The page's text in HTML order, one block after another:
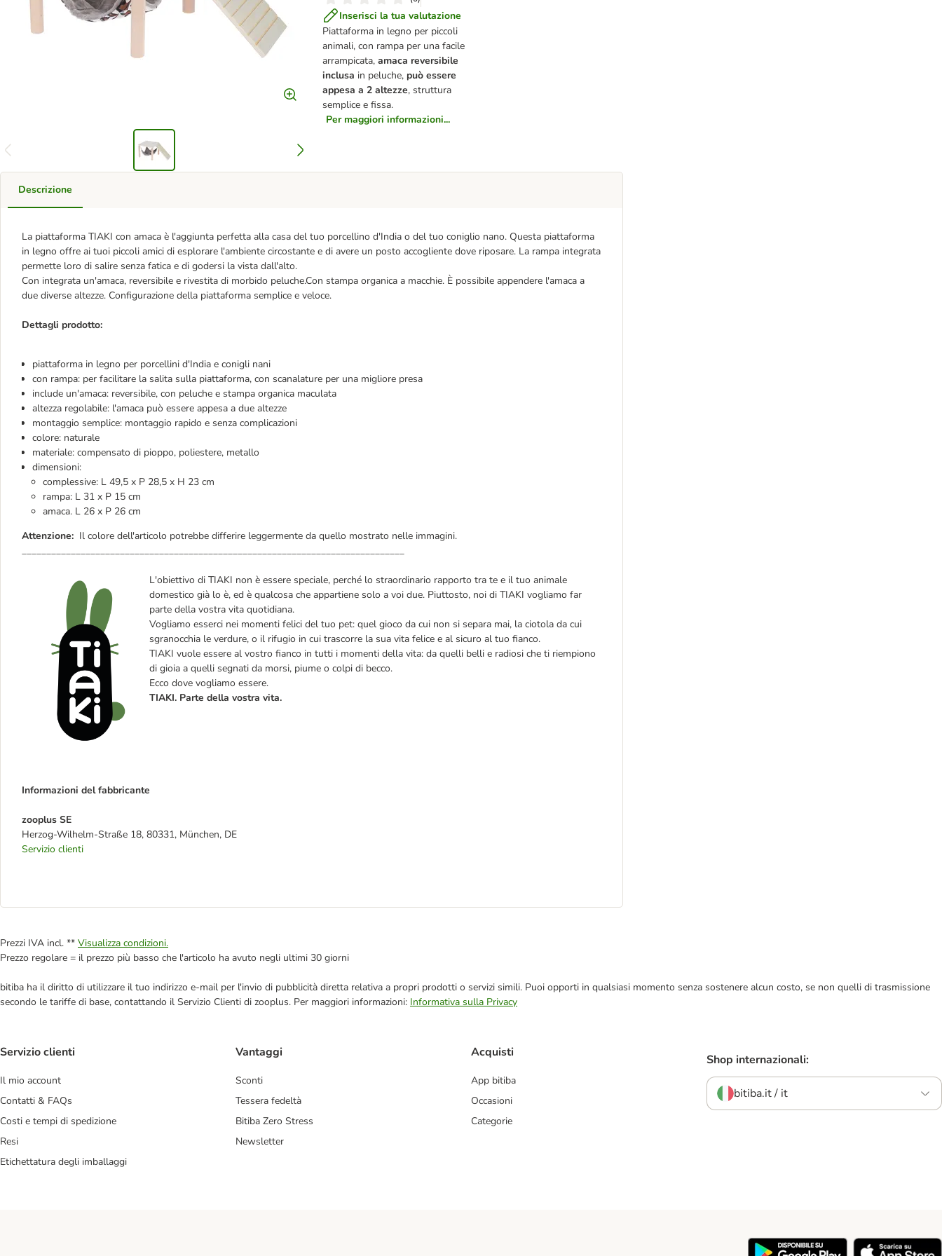
Inserisci la tua valutazione
Piattaforma in legno per piccoli
animali, con rampa per una facile
arrampicata,amaca reversibile
inclusa in peluche, può essere
appesa a 2 altezze, struttura
semplice e fissa.
Per maggiori informazioni...
Descrizione
La piattaforma TIAKI con amaca è l'aggiunta perfetta alla casa del tuo porcellino d'India o del tuo coniglio nano. Questa piattaforma
in legno offre ai tuoi piccoli amici di esplorare l'ambiente circostante e di avere un posto accogliente dove riposare. La rampa integrata
permette loro di salire senza fatica e di godersi la vista dall'alto.
Con integrata un'amaca, reversibile e rivestita di morbido peluche.Con stampa organica a macchie. È possibile appendere l'amaca a
due diverse altezze. Configurazione della piattaforma semplice e veloce.
Dettagli prodotto:
piattaforma in legno per porcellini d'India e conigli nani
con rampa: per facilitare la salita sulla piattaforma, con scanalature per una migliore presa
include un'amaca: reversibile, con peluche e stampa organica maculata
altezza regolabile: l'amaca può essere appesa a due altezze
montaggio semplice: montaggio rapido e senza complicazioni
colore: naturale
materiale: compensato di pioppo, poliestere, metallo
dimensioni:
complessive: L 49,5 x P 28,5 x H 23 cm
rampa: L 31 x P 15 cm
amaca. L 26 x P 26 cm
Attenzione: Il colore dell'articolo potrebbe differire leggermente da quello mostrato nelle immagini.
______________________________________________________________________________
L'obiettivo di TIAKI non è essere speciale, perché lo straordinario rapporto tra te e il tuo animale
domestico già lo è, ed è qualcosa che appartiene solo a voi due. Piuttosto, noi di TIAKI vogliamo far
parte della vostra vita quotidiana.
Vogliamo esserci nei momenti felici del tuo pet: quel gioco da cui non si separa mai, la ciotola da cui
sgranocchia le verdure, o il rifugio in cui trascorre la sua vita felice e al sicuro al tuo fianco.
TIAKI vuole essere al vostro fianco in tutti i momenti della vita: da quelli belli e radiosi che ti riempiono
di gioia a quelli segnati da morsi, piume o colpi di becco.
Ecco dove vogliamo essere.
TIAKI. Parte della vostra vita.
Informazioni del fabbricante
zooplus SE
Herzog-Wilhelm-Straße 18, 80331, München, DE
Servizio clienti
Prezzi IVA incl. ** Visualizza condizioni.
Prezzo regolare = il prezzo più basso che l'articolo ha avuto negli ultimi 30 giorni
bitiba ha il diritto di utilizzare il tuo indirizzo e-mail per l'invio di pubblicità diretta relativa a propri prodotti o servizi simili. Puoi opporti in qualsiasi momento senza sostenere alcun costo, se non quelli di trasmissione
secondo le tariffe di base, contattando il Servizio Clienti di zooplus. Per maggiori informazioni: Informativa sulla Privacy
Servizio clienti
Il mio account
Contatti & FAQs
Costi e tempi di spedizione
Resi
Etichettatura degli imballaggi
Vantaggi
Sconti
Tessera fedeltà
Bitiba Zero Stress
Newsletter
Acquisti
App bitiba
Occasioni
Categorie
Shop internazionali:
bitiba.it / it